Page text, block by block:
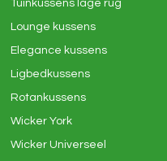
Tuinkussens lage rug
Lounge kussens
Elegance kussens
Ligbedkussens
Rotankussens
Wicker York
Wicker Universeel